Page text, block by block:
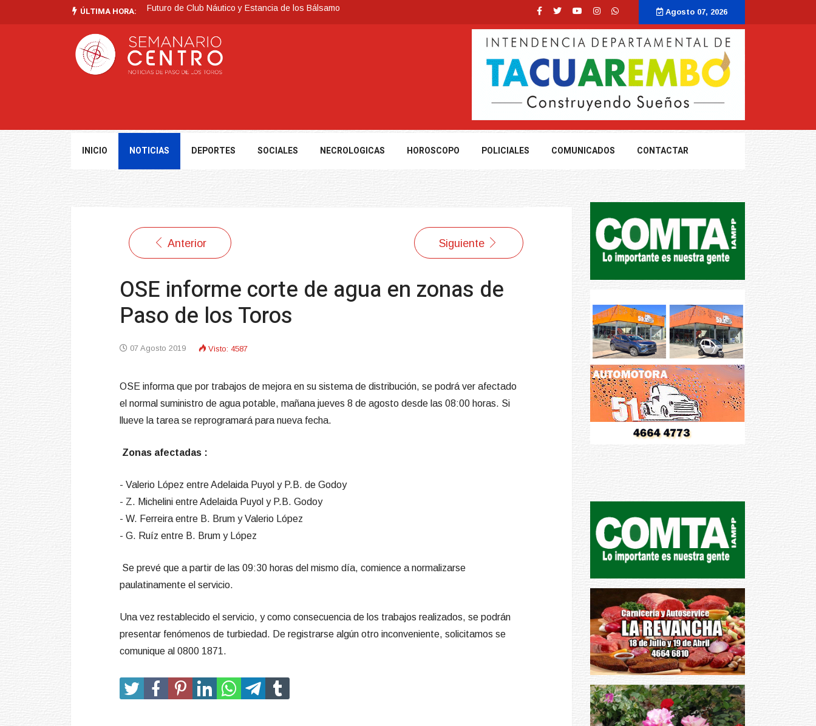
ÚLTIMA HORA:
Futuro de Club Náutico y Estancia de los Bálsamo
BPS redujo la tasa de interés de todos sus préstamos sociales y abrió nueva línea de crédito
Investigación de policías de Tacuarembó permitió recuperar en Brasil una camioneta hurtada en
Villa Ansina
Tormentas muy fuertes, puntualmente severas, y posterior formación de un ciclón extratropical
Agosto 07, 2026
INICIO NOTICIAS DEPORTES SOCIALES NECROLOGICAS HOROSCOPO POLICIALES COMUNICADOS CONTACTAR
Anterior Siguiente
OSE informe corte de agua en zonas de
Paso de los Toros
07 Agosto 2019 Visto: 4587
OSE informa que por trabajos de mejora en su sistema de distribución, se podrá ver afectado
el normal suministro de agua potable, mañana jueves 8 de agosto desde las 08:00 horas. Si
llueve la tarea se reprogramará para nueva fecha.
Zonas afectadas :
- Valerio López entre Adelaida Puyol y P.B. de Godoy
- Z. Michelini entre Adelaida Puyol y P.B. Godoy
- W. Ferreira entre B. Brum y Valerio López
- G. Ruíz entre B. Brum y López
Se prevé que a partir de las 09:30 horas del mismo día, comience a normalizarse
paulatinamente el servicio.
Una vez restablecido el servicio, y como consecuencia de los trabajos realizados, se podrán
presentar fenómenos de turbiedad. De registrarse algún otro inconveniente, solicitamos se
comunique al 0800 1871.